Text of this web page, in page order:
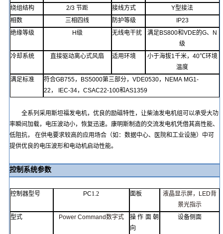
绕组结构 2/3 节距 接线方式 Y型接法
相数
三相四线 防护等级
IP23
绝缘等级
H级 无线电干扰 满足 BS800和VDE的G、
N
级
冷却系统
直接驱动离心式风扇 适用环境 小于海拔1千米， 40℃环境
温度
满足标准
符合GB755， BS5000第三部分， VDE0530， NEMA MG1-
22 ， IEC-34， CSAC22-100和AS1359
全系列采用斯坦福发电机，优良的励磁特性，让柴油发电机组可以承受大功
率瞬间加载，电压波动小，恢复迅速。康明斯制造的交流发电机凭借其高性能、
低阻抗，
在供电要求较高的应用场合（如：数据中心、医院和工业设施）中可
提供优良的电压波形和电动机启动性能。
控制系统参数
控制器型号 PC1.2 面板 液晶显示屏， LED背
景光指示
型式
Power Command数字式 操作面朝
向
设备侧面